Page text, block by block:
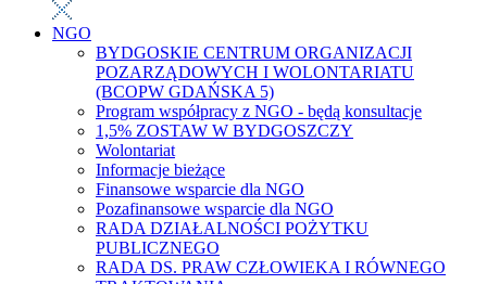
NGO
BYDGOSKIE CENTRUM ORGANIZACJI
POZARZĄDOWYCH I WOLONTARIATU
(BCOPW GDAŃSKA 5)
Program współpracy z NGO - będą konsultacje
1,5% ZOSTAW W BYDGOSZCZY
Wolontariat
Informacje bieżące
Finansowe wsparcie dla NGO
Pozafinansowe wsparcie dla NGO
RADA DZIAŁALNOŚCI POŻYTKU
PUBLICZNEGO
RADA DS. PRAW CZŁOWIEKA I RÓWNEGO